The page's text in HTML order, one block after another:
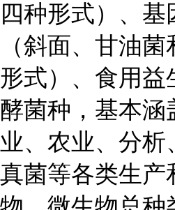
四种形式）、基
（斜面、甘油
形式）、食用益
酵菌种，基本涵
业、农业、分析
真菌等各类生产